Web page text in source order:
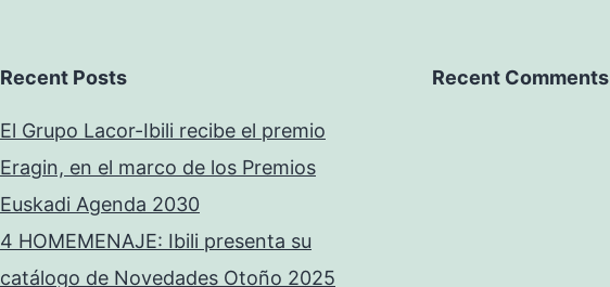
Recent Posts
El Grupo Lacor-Ibili recibe el premio
Eragin, en el marco de los Premios
Euskadi Agenda 2030
4 HOMEMENAJE: Ibili presenta su
catálogo de Novedades Otoño 2025
Recent Comments